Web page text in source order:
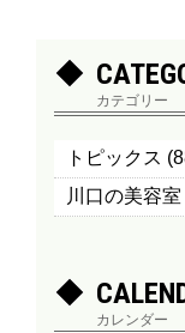
カテゴリー
トピックス
川口の美容
カレンダー